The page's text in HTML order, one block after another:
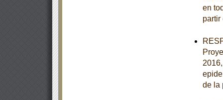
en
de la